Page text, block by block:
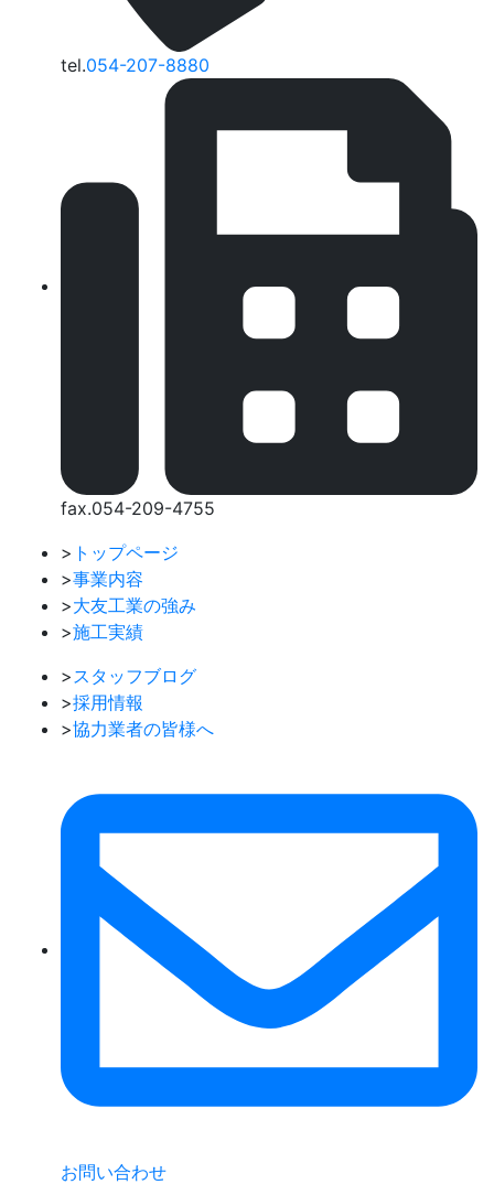
tel.054-207-8880
fax.054-209-4755
> トップページ
>事業内容
>大友工業の強み
>施工実績
>スタッフブログ
>採用情報
>協力業者の皆様へ
お問い合わせ